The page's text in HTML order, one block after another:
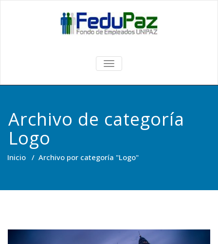
Fedupaz
TOGGLE NAVIGATION
Archivo de categoría
Logo
Inicio / Archivo por categoría "Logo"